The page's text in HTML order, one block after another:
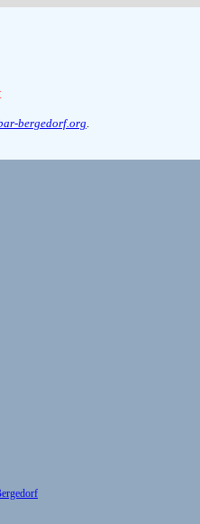
bergedorf.org.